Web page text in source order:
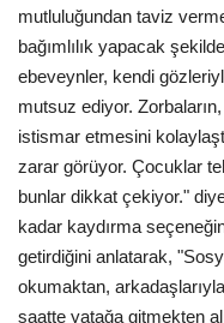
mutluluğundan taviz
bağımlılık yapacak
ebeveynler, kendi
mutsuz ediyor.
istismar etmesini
zarar görüyor. Çocuklar
bunlar dikkat çekiyor."
kadar kaydırma
getirdiğini anlatarak,
okumaktan,
saatte yatağa gitmekten